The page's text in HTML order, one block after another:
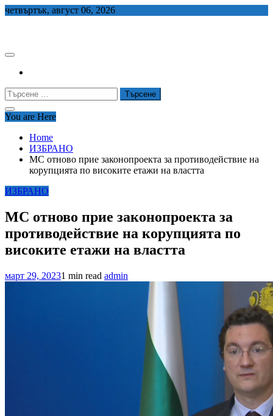
Skip
четвъртък, август 06, 2026
Търсене
за:
You are Here
Home
ИЗБРАНО
МС отново прие законопроекта за противодействие на
корупцията по високите етажи на властта
ИЗБРАНО
МС отново прие законопроекта за
противодействие на корупцията по
високите етажи на властта
март 29, 20231 min read admin